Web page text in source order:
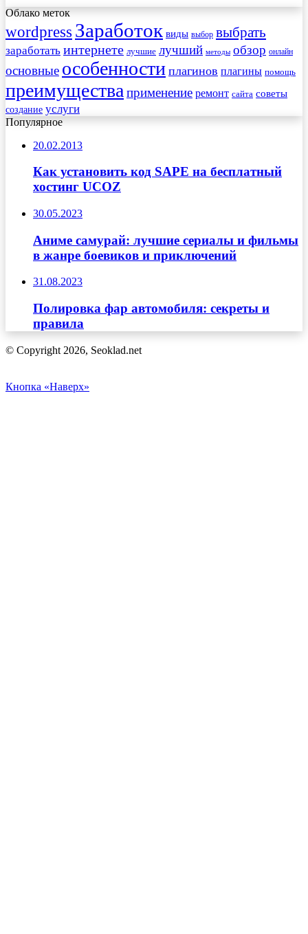
Облако меток
wordpress Заработок виды выбор выбрать
заработать интернете лучшие лучший методы обзор онлайн
основные особенности плагинов плагины помощь
преимущества применение ремонт сайта советы
создание услуги
Популярное
20.02.2013
Как установить код SAPE на бесплатный
хостинг UCOZ
30.05.2023
Аниме самурай: лучшие сериалы и фильмы
в жанре боевиков и приключений
31.08.2023
Полировка фар автомобиля: секреты и
правила
© Copyright 2026, Seoklad.net
Кнопка «Наверх»